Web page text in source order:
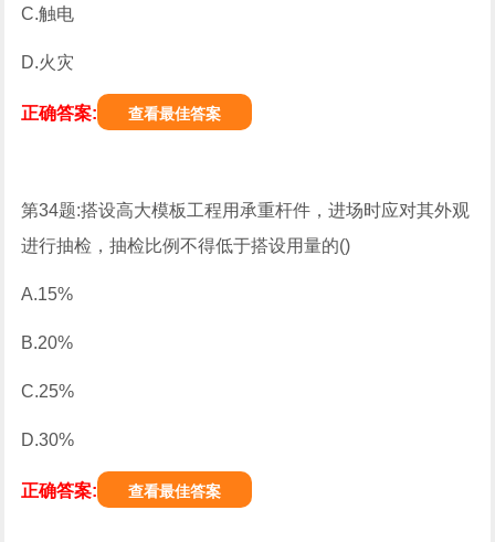
C.触电
D.火灾
正确答案: 查看最佳答案
第34题:搭设高大模板工程用承重杆件，进场时应对其外观
进行抽检，抽检比例不得低于搭设用量的()
A.15%
B.20%
C.25%
D.30%
正确答案: 查看最佳答案